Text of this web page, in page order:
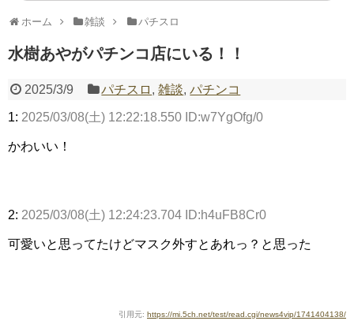
いヤバいか教えて？...
Powered by livedoor 相互RSS
ホーム 雑談 パチスロ
水樹あやがパチンコ店にいる！！
2025/3/9 パチスロ ,雑談,パチンコ
1: 2025/03/08(土) 12:22:18.550 ID:w7YgOfg/0
かわいい！
2: 2025/03/08(土) 12:24:23.704 ID:h4uFB8Cr0
可愛いと思ってたけどマスク外すとあれっ？と思った
引用元: https://mi.5ch.net/test/read.cgi/news4vip/1741404138/